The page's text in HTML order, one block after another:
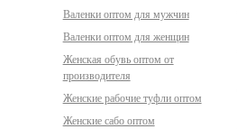
Валенки оптом для мужчин
Валенки оптом для женщин
Женская обувь оптом от
производителя
Женские рабочие туфли оптом
Женские сабо оптом